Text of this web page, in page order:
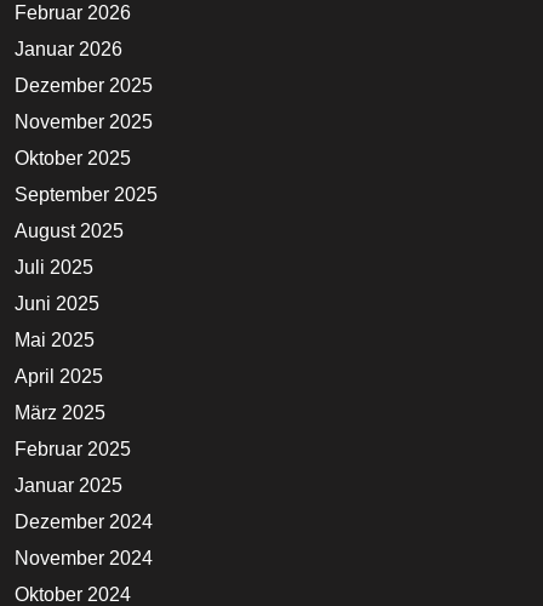
Februar 2026
Januar 2026
Dezember 2025
November 2025
Oktober 2025
September 2025
August 2025
Juli 2025
Juni 2025
Mai 2025
April 2025
März 2025
Februar 2025
Januar 2025
Dezember 2024
November 2024
Oktober 2024